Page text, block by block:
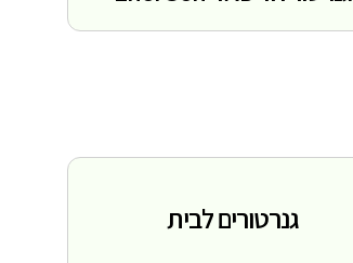
גנרטורים לבית